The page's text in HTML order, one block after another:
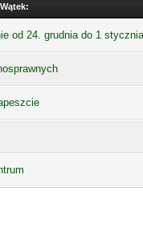
Wątek:
od 24. grudnia do 1 stycznia